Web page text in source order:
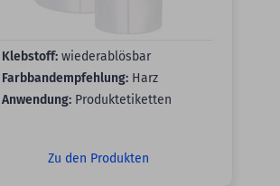
Klebstoff: wiederablösbar
Farbbandempfehlung: Harz
Anwendung: Produktetiketten
Zu den Produkten